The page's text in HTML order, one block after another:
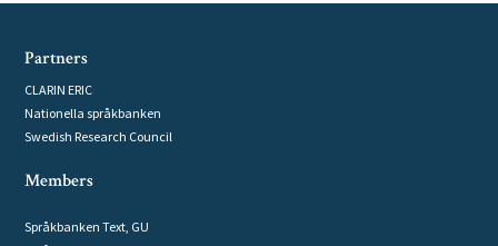
Partners
CLARIN ERIC
Nationella språkbanken
Swedish Research Council
Members
Språkbanken Text, GU